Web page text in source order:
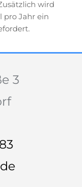
wird
pro Jahr ein
3